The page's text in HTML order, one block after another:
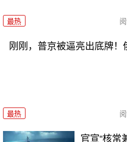
最热
刚刚，普京被逼亮出底牌！
最热
官宣“核常